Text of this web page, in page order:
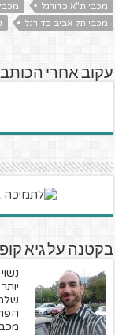
מכבי ת"א כדורגל
מכבי תל אביב כדורגל
עקוב אחרי הכותב
בקטנה על גיא